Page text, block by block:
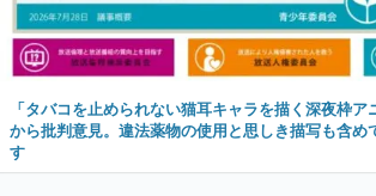
「タバコを止められない猫耳キャラを描く深夜枠
から批判意見。違法薬物の使用と思しき描写も含め
す